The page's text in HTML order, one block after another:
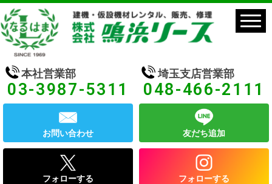
本社営業部
03-3987-5311
埼玉支店営業部
048-466-2111
お問い合わせ 友だち追加
フォローする フォローする